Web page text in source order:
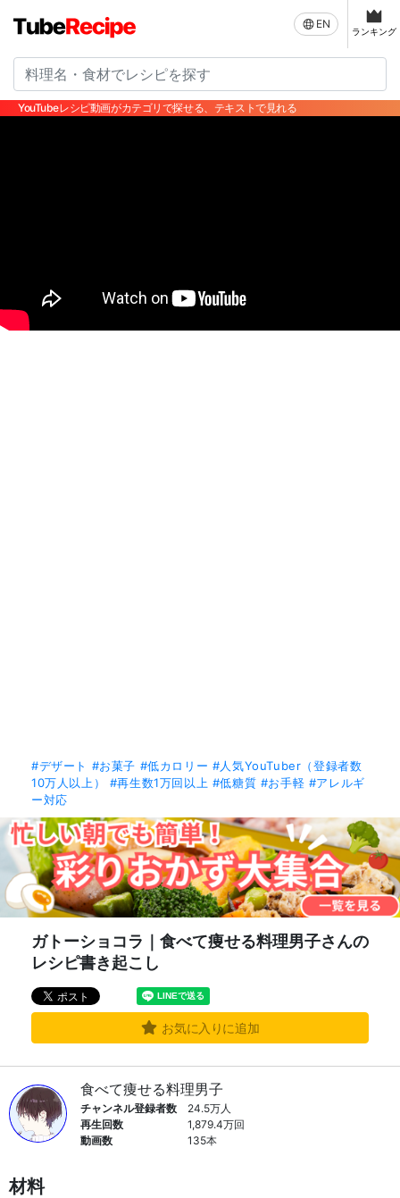
EN
ランキング
YouTubeレシピ動画がカテゴリで探せる、テキストで見れる
#デザート #お菓子 #低カロリー #人気YouTuber（登録者数
10万人以上）
#再生数1万回以上 #低糖質 #お手軽 #アレルギ
ー対応
ガトーショコラ｜食べて痩せる料理男子さんの
レシピ書き起こし
お気に入りに追加
食べて痩せる料理男子
チャンネル登録者数
24.5万人
再生回数
1,879.4万回
動画数
135本
材料